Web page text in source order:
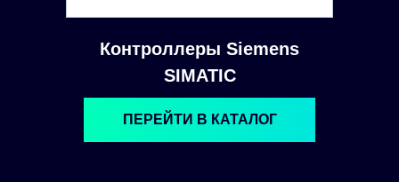
Контроллеры Siemens
SIMATIC
ПЕРЕЙТИ В КАТАЛОГ